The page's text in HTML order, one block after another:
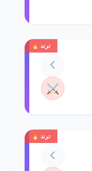
ترند 🔥
⚔️
ترند 🔥